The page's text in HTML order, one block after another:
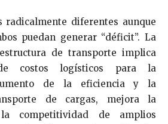
radicalmente diferentes aunque
puedan generar “déficit”. La
de transporte implica
costos logísticos para la
de la eficiencia y la
de cargas, mejora la
competitividad de amplios